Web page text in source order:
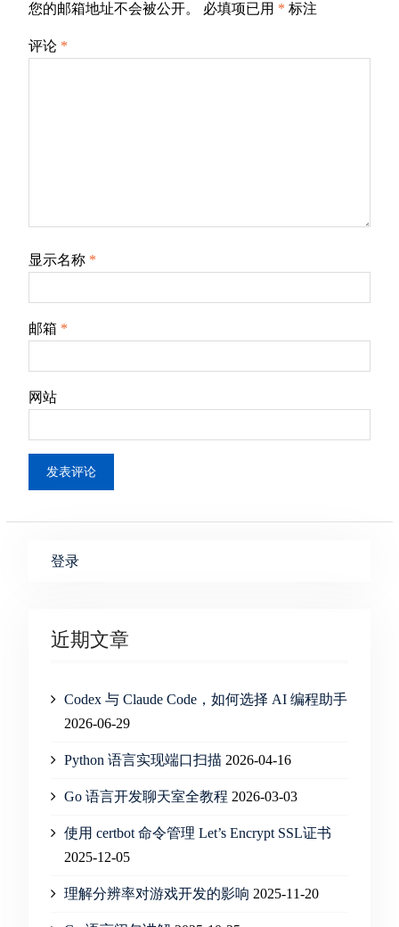
您的邮箱地址不会被公开。 必填项已用 * 标注
评论 *
显示名称 *
邮箱 *
网站
登录
近期文章
Codex 与 Claude Code，如何选择 AI 编程助手
2026-06-29
Python 语言实现端口扫描 2026-04-16
Go 语言开发聊天室全教程 2026-03-03
使用 certbot 命令管理 Let’s Encrypt SSL证书
2025-12-05
理解分辨率对游戏开发的影响 2025-11-20